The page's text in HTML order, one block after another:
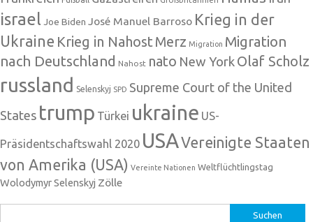
israel Joe Biden José Manuel Barroso Krieg in der
Ukraine Krieg in NahostMerz Migration Migration
nach Deutschland Nahost nato New YorkOlaf Scholz
russland Selenskyj SPD Supreme Court of the United
States trump Türkei ukraine US-
Präsidentschaftswahl 2020 USAVereinigte Staaten
von Amerika (USA) Vereinte Nationen Weltflüchtlingstag
Wolodymyr Selenskyj Zölle